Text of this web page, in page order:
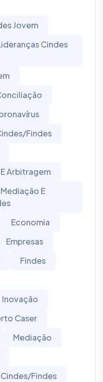
Jovem
Cindes
Findes
Arbitragem
E
Economia
Empresas
Findes
Inovação
Caser
Mediação
Findes